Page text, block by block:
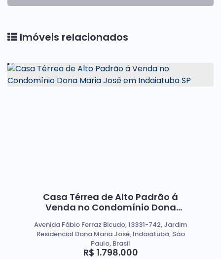
Imóveis relacionados
Casa Térrea de Alto Padrão á
Venda no Condomínio Dona
R$ 1.798.000
Avenida Fábio Ferraz Bicudo, 13331-742, Jardim
Residencial Dona Maria José, Indaiatuba, São
Paulo, Brasil